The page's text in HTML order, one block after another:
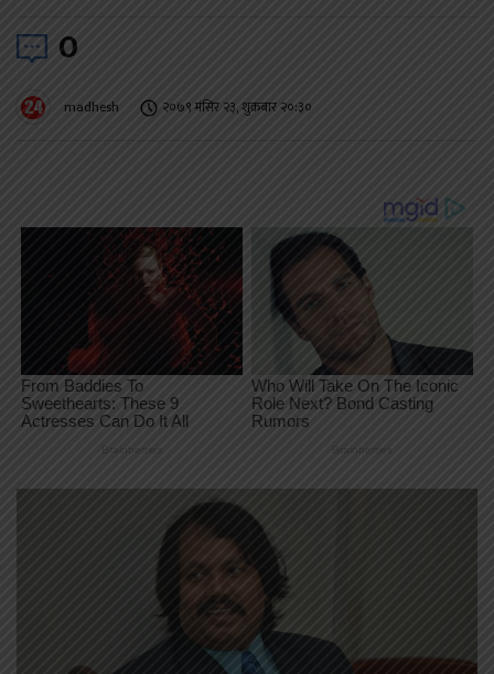
0
madhesh २०७९ मंसिर २३, शुक्रबार २०:३०